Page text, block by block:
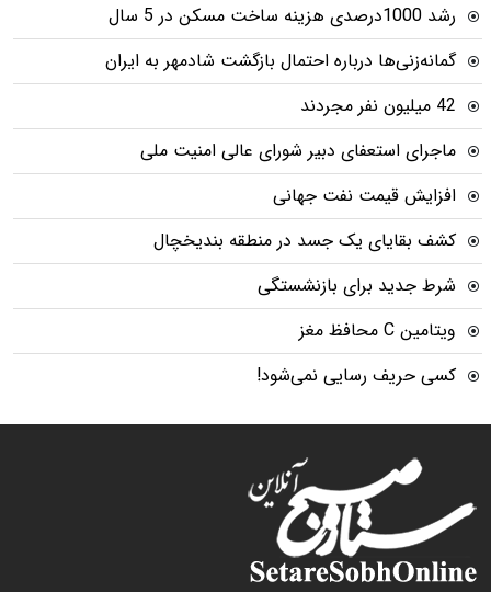
رشد 1000درصدی هزینه ساخت مسکن در 5 سال
گمانه‌زنی‌ها درباره احتمال بازگشت شادمهر به ایران
42 میلیون نفر مجردند
ماجرای استعفای دبیر شورای عالی امنیت ملی
افزایش قیمت نفت جهانی
کشف بقایای یک جسد در منطقه بندیخچال
شرط جدید برای بازنشستگی
ویتامین C محافظ مغز
کسی حریف رسایی نمی‌شود!